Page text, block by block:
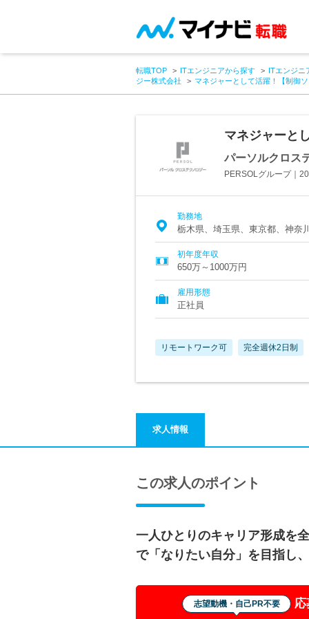
転職TOP ITエンジニアから探す
ITエンジニ
ジー株式会社
マネジャーとして活躍！【制御
マネジャーと
パーソルクロス
PERSOLグループ｜
勤務地
栃木県、埼玉県、東京都、神奈
初年度年収
650万～1000万円
雇用形態
正社員
リモートワーク可 完全週休2日制
求人情報
この求人のポイント
一人ひとりのキャリア形成を
で「なりたい自分」を目指し
志望動機・自己PR不要